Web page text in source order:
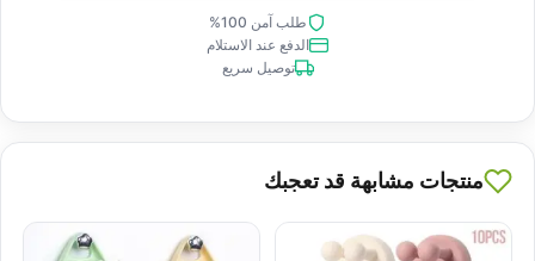
طلب آمن 100%
الدفع عند الاستلام
توصيل سريع
منتجات مشابهة قد تعجبك